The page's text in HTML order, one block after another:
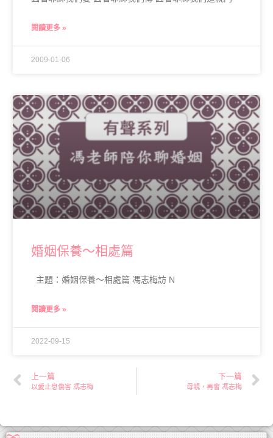
閱讀更多 »
2009-01-06
婚姻保養～相處篇
主題：婚姻保養～相處篇 馮志梅訪 N
閱讀更多 »
2022-09-15
上一篇
以愛止息傷害 馮志梅
下一篇
母親，再會 馮志梅